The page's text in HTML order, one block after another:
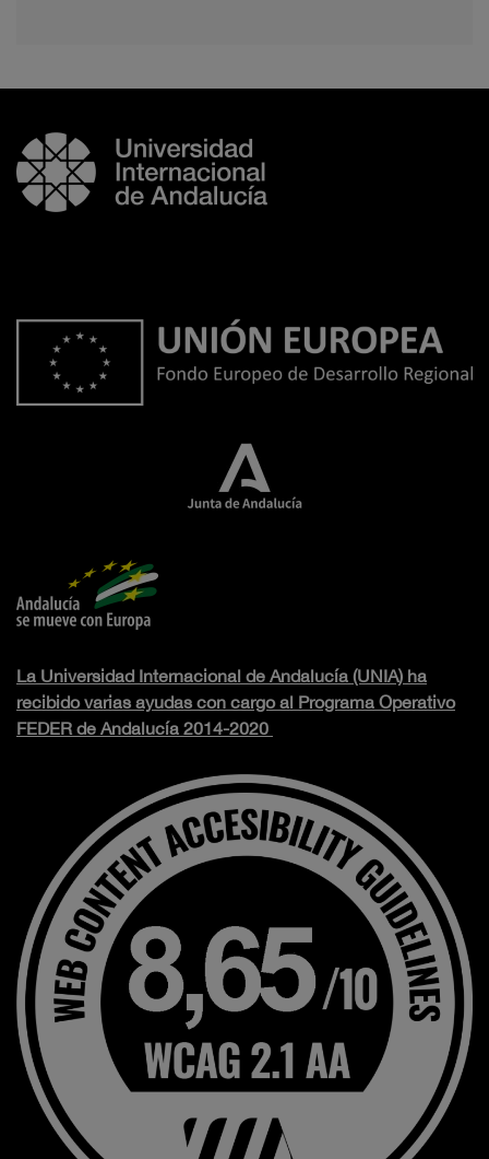
La Universidad Internacional de Andalucía (UNIA) ha
recibido varias ayudas con cargo al Programa Operativo
FEDER de Andalucía 2014-2020